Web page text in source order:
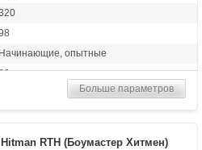
Начинающие, опытные
Больше параметров
RTH (Боумастер Хитмен)